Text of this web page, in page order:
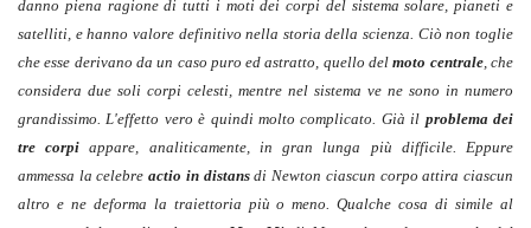
danno piena ragione di tutti i moti dei corpi del sistema solare, pianeti e
satelliti, e hanno valore definitivo nella storia della scienza. Ciò non toglie
che esse derivano da un caso puro ed astratto, quello delmoto centrale, che
considera due soli corpi celesti, mentre nel sistema ve ne sono in numero
grandissimo. L'effetto vero è quindi molto complicato. Già il problema dei
tre corpi appare, analiticamente, in gran lunga più difficile. Eppure
ammessa la celebreactio in distansdi Newton ciascun corpo attira ciascun
altro e ne deforma la traiettoria più o meno. Qualche cosa di simile al